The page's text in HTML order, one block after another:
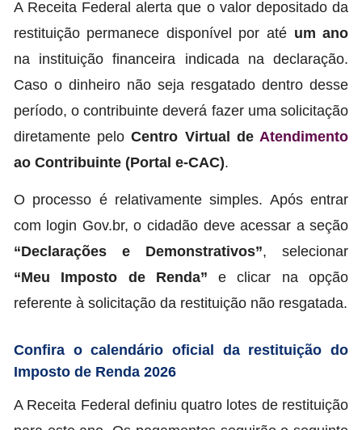
A Receita Federal alerta que o valor depositado da
restituição permanece disponível por até um ano
na instituição financeira indicada na declaração.
Caso o dinheiro não seja resgatado dentro desse
período, o contribuinte deverá fazer uma solicitação
diretamente peloCentro Virtual de Atendimento
ao Contribuinte (Portal e-CAC).
O processo é relativamente simples. Após entrar
com login Gov.br, o cidadão deve acessar a seção
“Declarações e Demonstrativos”, selecionar
“Meu Imposto de Renda” e clicar na opção
referente à solicitação da restituição não resgatada.
Confira o calendário oficial da restituição do
Imposto de Renda 2026
A Receita Federal definiu quatro lotes de restituição